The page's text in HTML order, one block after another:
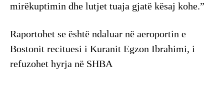
mirëkuptimin dhe lutjet tuaja gjatë kësaj kohe.”
Raportohet se është ndaluar në aeroportin e
Bostonit recituesi i Kuranit Egzon Ibrahimi, i
refuzohet hyrja në SHBA